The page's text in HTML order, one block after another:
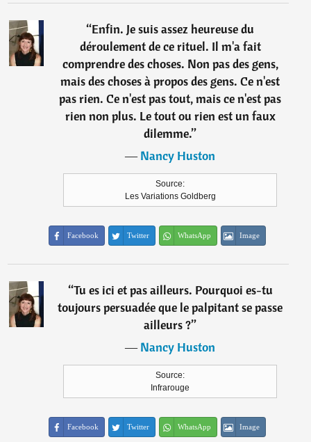
“Enfin. Je suis assez heureuse du
déroulement de ce rituel. Il m'a fait
comprendre des choses. Non pas des gens,
mais des choses à propos des gens. Ce n'est
pas rien. Ce n'est pas tout, mais ce n'est pas
rien non plus. Le tout ou rien est un faux
dilemme.”
―Nancy Huston
Source:
Les Variations Goldberg
Facebook Twitter WhatsApp Image
“Tu es ici et pas ailleurs. Pourquoi es-tu
toujours persuadée que le palpitant se passe
ailleurs ?”
―Nancy Huston
Source:
Infrarouge
Facebook Twitter WhatsApp Image